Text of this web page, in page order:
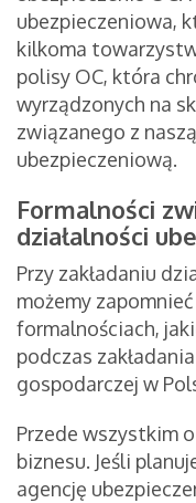
ubezpieczeniowa,
kilkoma
polisy OC, która
wyrządzonych na
związanego z
ubezpieczeniową.
Formalności
działalności
Przy zakładaniu
możemy
formalnościach,
podczas
gospodarczej w
Przede wszystkim
biznesu. Jeśli
agencję